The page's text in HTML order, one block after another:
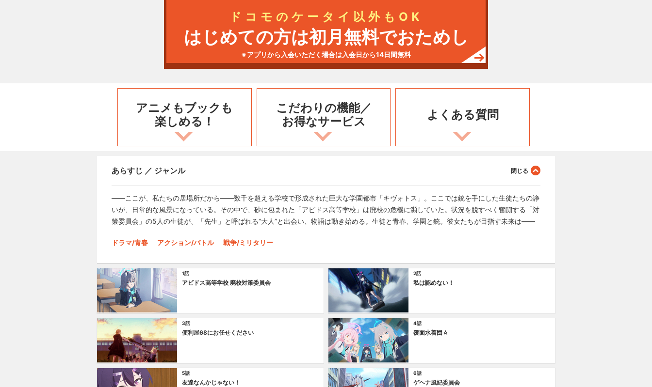
ドコモのケータイ以外もOK
はじめての方は初月無料でおためし
※アプリから入会いただく場合は入会日から14日間無料
アニメもブックも
楽しめる！
こだわりの機能／
お得なサービス
よくある質問
あらすじ ／ ジャンル
――ここが、私たちの居場所だから――数千を超える学校で形成された巨大な学園都市「キヴォトス」。ここでは銃を手にした生徒たちの諍
いが、日常的な風景になっている。その中で、砂に包まれた「アビドス高等学校」は廃校の危機に瀕していた。状況を脱すべく奮闘する「対
策委員会」の5人の生徒が、「先生」と呼ばれる“大人”と出会い、物語は動き始める。生徒と青春、学園と銃。彼女たちが目指す未来は――
ドラマ/青春 アクション/バトル 戦争/ミリタリー
1話
アビドス高等学校 廃校対策委員会
2話
私は認めない！
3話
便利屋68にお任せください
4話
覆面水着団☆
5話
友達なんかじゃない！
6話
ゲヘナ風紀委員会